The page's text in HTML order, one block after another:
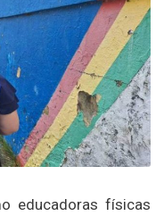
educadoras físicas